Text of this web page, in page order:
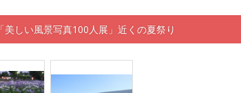
「美しい風景写真100人展」近くの夏祭り